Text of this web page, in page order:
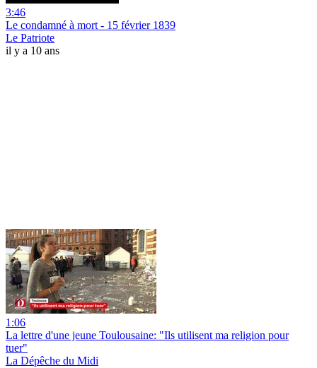
3:46
Le condamné à mort - 15 février 1839
Le Patriote
il y a 10 ans
1:06
La lettre d'une jeune Toulousaine: "Ils utilisent ma religion pour
tuer"
La Dépêche du Midi